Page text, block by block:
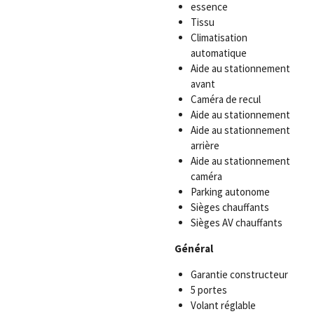
essence
Tissu
Climatisation
automatique
Aide au stationnement
avant
Caméra de recul
Aide au stationnement
Aide au stationnement
arrière
Aide au stationnement
caméra
Parking autonome
Sièges chauffants
Sièges AV chauffants
Général
Garantie constructeur
5 portes
Volant réglable